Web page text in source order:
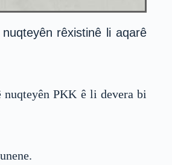
rêxistinê li aqarê
PKK ê li devera bi